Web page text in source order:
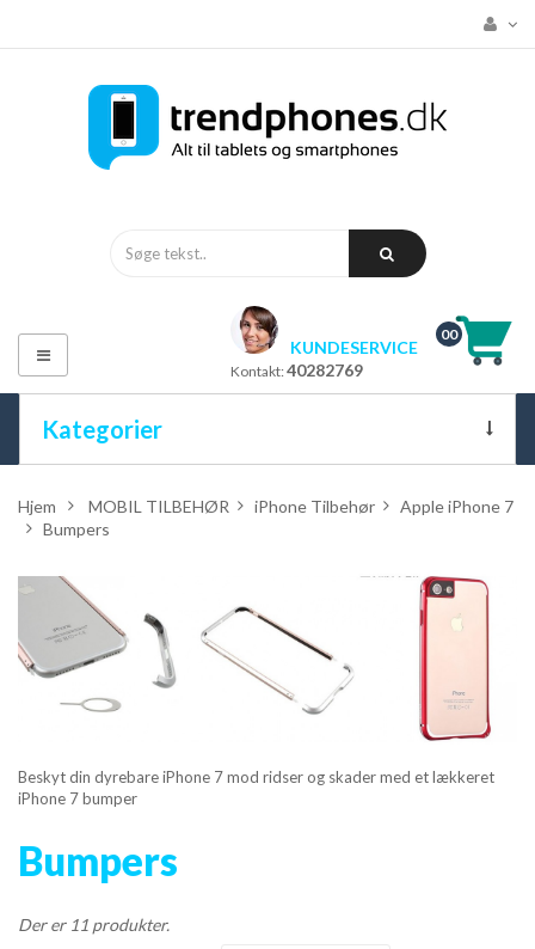
KUNDESERVICE
Kontakt: 40282769
00
Kategorier
TABLET TILBEHØR
APPLE & PC TILBEHØR
HØRETELEFONER
OPLADER
TRÅDLØSE OPLADER
Toggle
navigation
Hjem > MOBIL TILBEHØR > iPhone Tilbehør > Apple iPhone 7
> Bumpers
Beskyt din dyrebare iPhone 7 mod ridser og skader med et lækkeret
iPhone 7 bumper
Bumpers
Der er 11 produkter.